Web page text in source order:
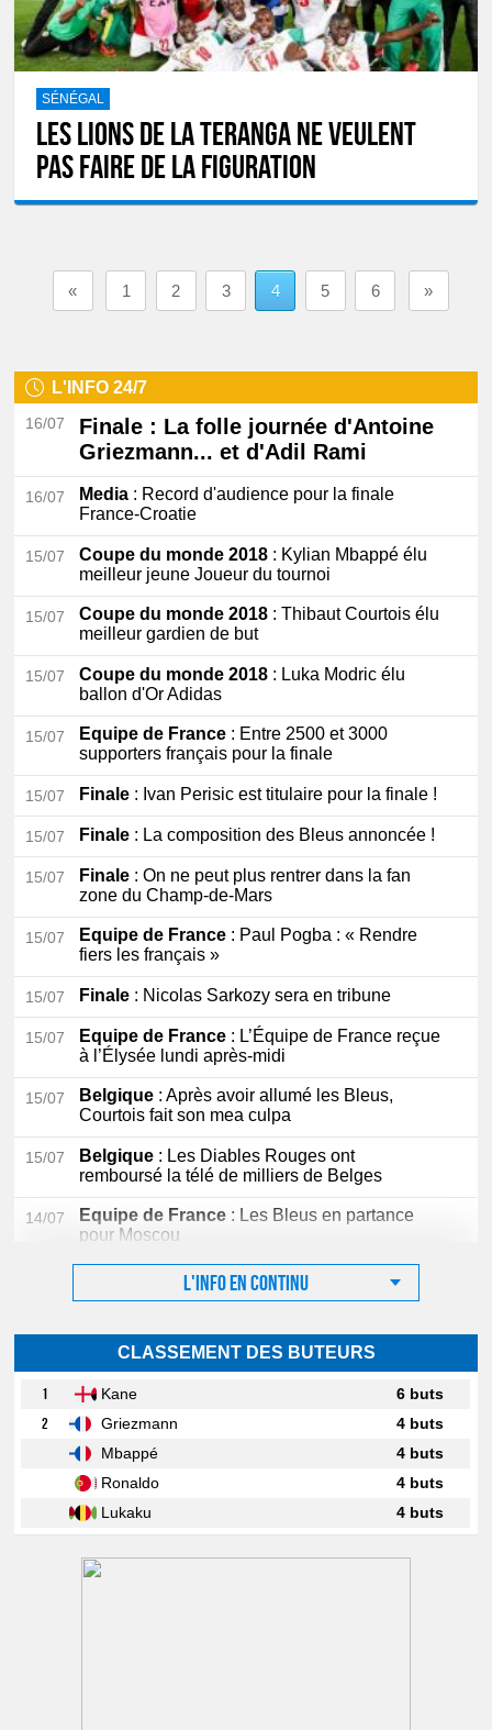
SÉNÉGAL
Les Lions de la Teranga ne veulent
pas faire de la figuration
« 1 2 3 4 5 6 »
L'INFO 24/7
16/07 Finale : La folle journée d'Antoine
Griezmann... et d'Adil Rami
16/07 Media : Record d'audience pour la finale
France-Croatie
15/07 Coupe du monde 2018 : Kylian Mbappé élu
meilleur jeune Joueur du tournoi
15/07 Coupe du monde 2018 : Thibaut Courtois élu
meilleur gardien de but
15/07 Coupe du monde 2018 : Luka Modric élu
ballon d'Or Adidas
15/07 Equipe de France : Entre 2500 et 3000
supporters français pour la finale
15/07 Finale : Ivan Perisic est titulaire pour la finale !
15/07 Finale : La composition des Bleus annoncée !
15/07 Finale : On ne peut plus rentrer dans la fan
zone du Champ-de-Mars
15/07 Equipe de France : Paul Pogba : « Rendre
fiers les français »
15/07 Finale : Nicolas Sarkozy sera en tribune
15/07 Equipe de France : L’Équipe de France reçue
à l’Élysée lundi après-midi
15/07 Belgique : Après avoir allumé les Bleus,
Courtois fait son mea culpa
15/07 Belgique : Les Diables Rouges ont
remboursé la télé de milliers de Belges
14/07 Equipe de France : Les Bleus en partance
pour Moscou
L'info en continu
CLASSEMENT DES BUTEURS
1 Kane
6 buts
2
Griezmann
4 buts
Mbappé
4 buts
Ronaldo
4 buts
Lukaku
4 buts